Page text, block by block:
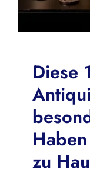
Diese
zu